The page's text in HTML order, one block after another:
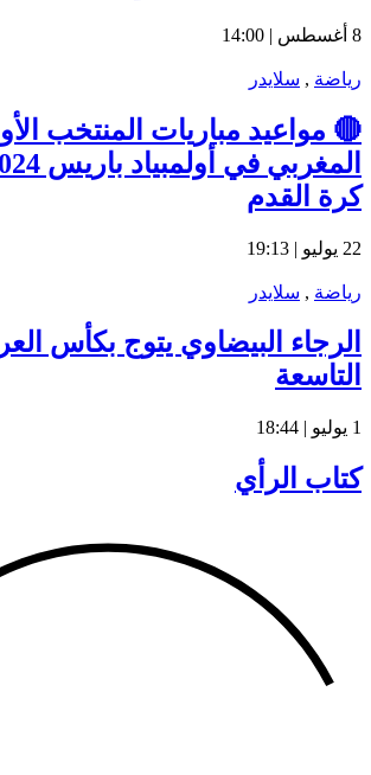
8 أغسطس | 14:00
رياضة , سلايدر
🔴 مواعيد مباريات المنتخب
كرة القدم
22 يوليو | 19:13
رياضة , سلايدر
الرجاء البيضاوي يتوج بكأس
التاسعة
1 يوليو | 18:44
كتاب الرأي